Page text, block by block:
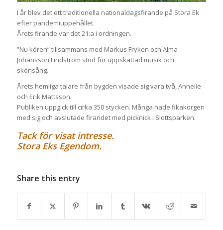
I år blev det ett traditionella nationaldagsfirande på Stora Ek
efter pandemiuppehållet.
Årets firande var det 21:a i ordningen.
”Nu kören” tillsammans med Markus Fryken och Alma
Johansson Lindström stod för uppskattad musik och
skönsång.
Årets hemliga talare från bygden visade sig vara två, Annelie
och Erik Mattsson.
Publiken uppgick till cirka 350 stycken. Många hade fikakorgen
med sig och avslutade firandet med picknick i Slottsparken.
Tack för visat intresse.
Stora Eks Egendom.
Share this entry